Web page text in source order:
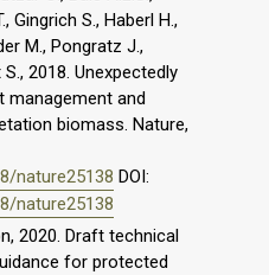
Gingrich S., Haberl H.,
M., Pongratz J.,
2018. Unexpectedly
and
biomass. Nature,
nature25138 DOI:
nature25138
2020. Draft technical
for protected